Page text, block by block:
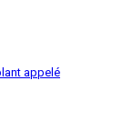
appelé